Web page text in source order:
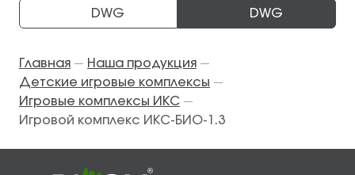
DWG DWG
Главная — Наша продукция —
Детские игровые комплексы —
Игровые комплексы ИКС —
Игровой комплекс ИКС-БИО-1.3